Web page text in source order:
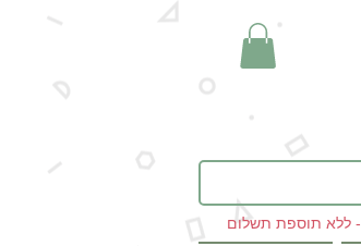
- ללא תוספת תשלום